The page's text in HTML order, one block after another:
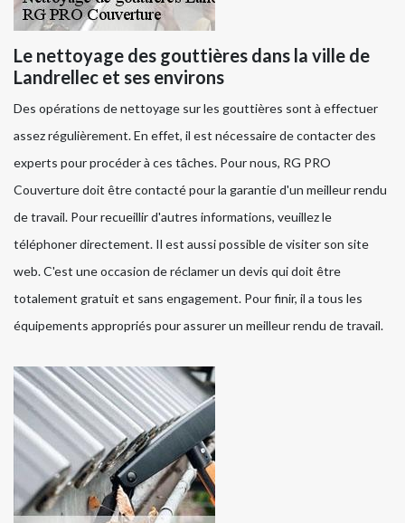
Le nettoyage des gouttières dans la ville de
Landrellec et ses environs
Des opérations de nettoyage sur les gouttières sont à effectuer
assez régulièrement. En effet, il est nécessaire de contacter des
experts pour procéder à ces tâches. Pour nous, RG PRO
Couverture doit être contacté pour la garantie d'un meilleur rendu
de travail. Pour recueillir d'autres informations, veuillez le
téléphoner directement. Il est aussi possible de visiter son site
web. C'est une occasion de réclamer un devis qui doit être
totalement gratuit et sans engagement. Pour finir, il a tous les
équipements appropriés pour assurer un meilleur rendu de travail.